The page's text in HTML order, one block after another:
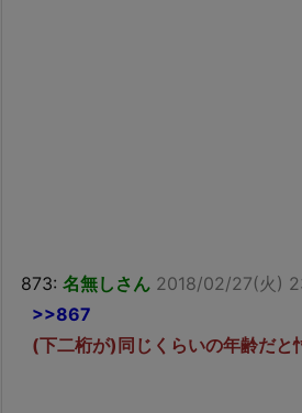
873: 名無しさん 2018/02/27(火)
>>867
(下二桁が)同じくらいの年齢だと